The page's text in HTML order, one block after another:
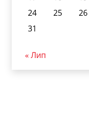
24
25 26
31
« Лип